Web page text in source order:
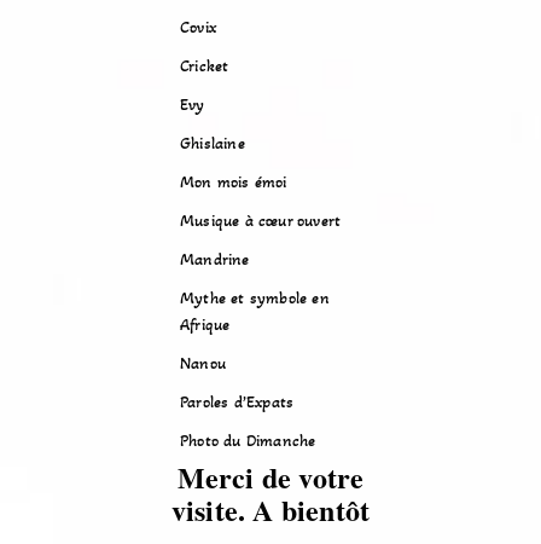
Covix
Cricket
Evy
Ghislaine
Mon mois émoi
Musique à cœur ouvert
Mandrine
Mythe et symbole en
Afrique
Nanou
Paroles d’Expats
Photo du Dimanche
Merci de votre
visite. A bientôt